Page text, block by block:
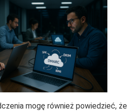
mogę również powiedzieć, że